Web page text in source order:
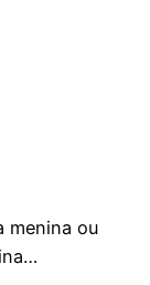
menina ou